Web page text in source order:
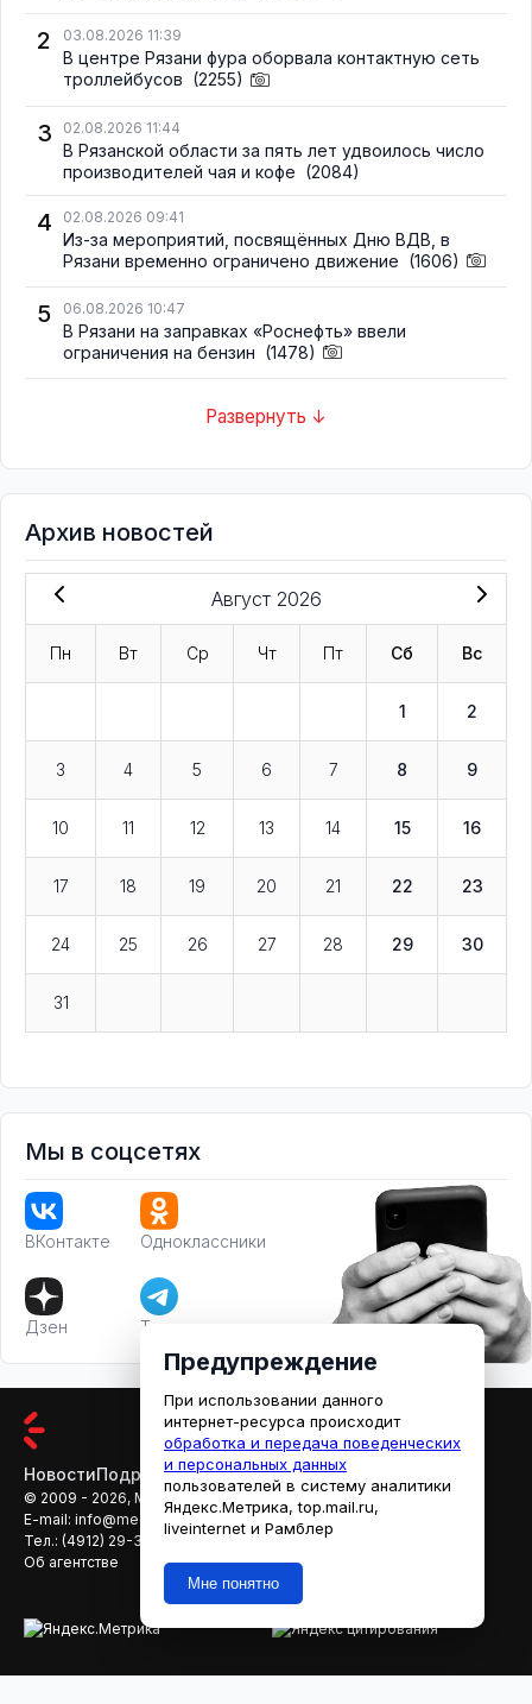
2 03.08.2026 11:39
В центре Рязани фура оборвала контактную сеть
троллейбусов (2255)
3 02.08.2026 11:44
В Рязанской области за пять лет удвоилось число
производителей чая и кофе (2084)
4 02.08.2026 09:41
Из-за мероприятий, посвящённых Дню ВДВ, в
Рязани временно ограничено движение (1606)
5 06.08.2026 10:47
В Рязани на заправках «Роснефть» ввели
ограничения на бензин (1478)
Развернуть ↓
Архив новостей
Август 2026
Пн Вт Ср Чт Пт Сб Вс
1 2
3 4 5 6 7 8 9
10 11 12 13 14 15 16
17 18 19 20 21 22 23
24 25 26 27 28 29 30
31
Мы в соцсетях
ВКонтакте Одноклассники
Дзен Телеграм
НовостиПодробностиАфишаКино
© 2009 - 2026, МЕДИАРЯЗАНЬ
E-mail: info@mediaryazan.ru
reklama@mediaryazan.ru
Тел.: (4912) 29-33-66
Об агентстве
Предупреждение
При использовании данного
интернет-ресурса происходит
обработка и передача поведенческих
и персональных данных
пользователей в систему аналитики
Яндекс.Метрика, top.mail.ru,
liveinternet и Рамблер
Мне понятно